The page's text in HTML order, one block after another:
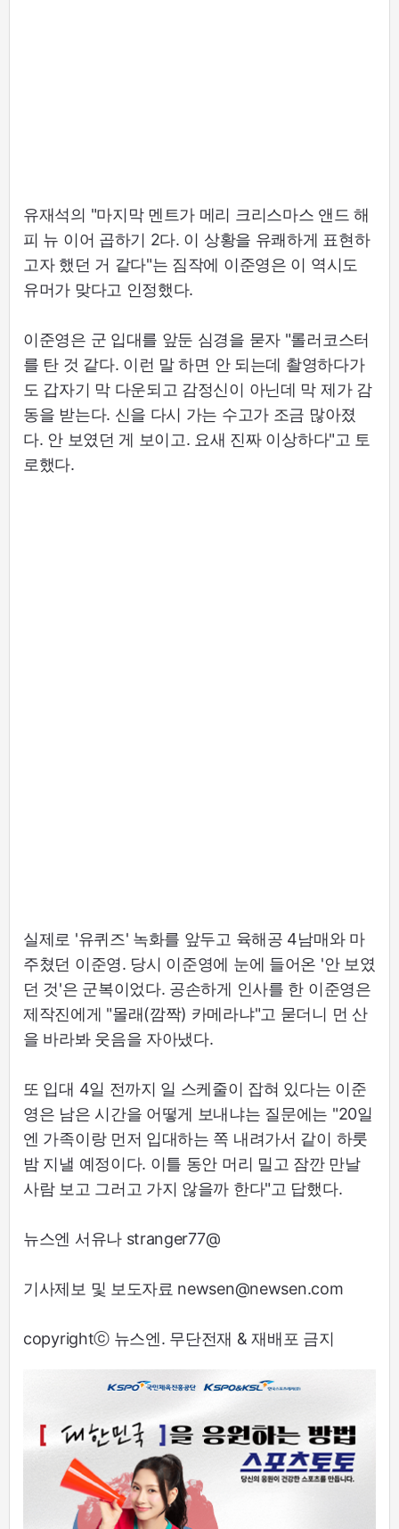
유재석의 "마지막 멘트가 메리 크리스마스 앤드 해
피 뉴 이어 곱하기 2다. 이 상황을 유쾌하게 표현하
고자 했던 거 같다"는 짐작에 이준영은 이 역시도
유머가 맞다고 인정했다.
이준영은 군 입대를 앞둔 심경을 묻자 "롤러코스터
를 탄 것 같다. 이런 말 하면 안 되는데 촬영하다가
도 갑자기 막 다운되고 감정신이 아닌데 막 제가 감
동을 받는다. 신을 다시 가는 수고가 조금 많아졌
다. 안 보였던 게 보이고. 요새 진짜 이상하다"고 토
로했다.
실제로 '유퀴즈' 녹화를 앞두고 육해공 4남매와 마
주쳤던 이준영. 당시 이준영에 눈에 들어온 '안 보였
던 것'은 군복이었다. 공손하게 인사를 한 이준영은
제작진에게 "몰래(깜짝) 카메라냐"고 묻더니 먼 산
을 바라봐 웃음을 자아냈다.
또 입대 4일 전까지 일 스케줄이 잡혀 있다는 이준
영은 남은 시간을 어떻게 보내냐는 질문에는 "20일
엔 가족이랑 먼저 입대하는 쪽 내려가서 같이 하룻
밤 지낼 예정이다. 이틀 동안 머리 밀고 잠깐 만날
사람 보고 그러고 가지 않을까 한다"고 답했다.
뉴스엔 서유나 stranger77@
기사제보 및 보도자료 newsen@newsen.com
copyrightⓒ 뉴스엔. 무단전재 & 재배포 금지